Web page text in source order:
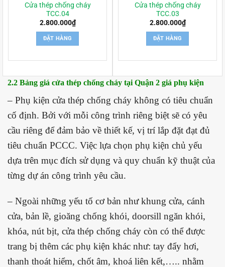
Cửa thép chống cháy
TCC.04
2.800.000₫
ĐẶT HÀNG
Cửa thép chống cháy
TCC.03
2.800.000₫
ĐẶT HÀNG
2.2 Bảng giá cửa thép chống cháy tại Quận 2 giá phụ kiện
– Phụ kiện cửa thép chống cháy không có tiêu chuẩn
cố định. Bởi với mỗi công trình riêng biệt sẽ có yêu
cầu riêng để đảm bảo về thiết kế, vị trí lắp đặt đạt đủ
tiêu chuẩn PCCC. Việc lựa chọn phụ kiện chủ yếu
dựa trên mục đích sử dụng và quy chuẩn kỹ thuật của
từng dự án công trình yêu cầu.
– Ngoài những yếu tố cơ bản như khung cửa, cánh
cửa, bản lề, gioăng chống khói, doorsill ngăn khói,
khóa, nút bịt, cửa thép chống cháy còn có thể được
trang bị thêm các phụ kiện khác như: tay đẩy hơi,
thanh thoát hiểm, chốt âm, khoá liên kết,….. nhằm